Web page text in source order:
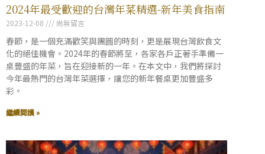
2024年最受歡迎的台灣年菜精選-新年美食指南
2023-12-08 尚無留言
春節，是一個充滿歡笑與團圓的時刻，更是展現台灣飲食文
化的絕佳機會。2024年的春節將至，各家各戶正著手準備一
桌豐盛的年菜，旨在迎接新的一年。在本文中，我們將探討
今年最熱門的台灣年菜選擇，讓您的新年餐桌更加豐盛多
彩。
繼續閱讀 »